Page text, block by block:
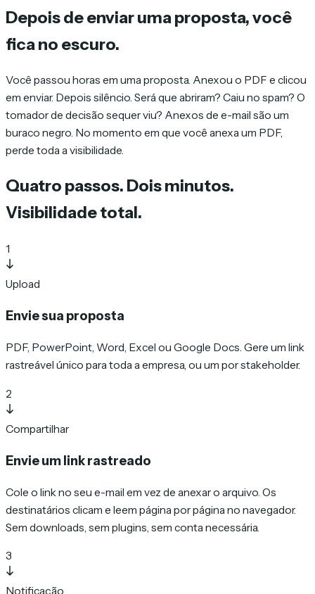
Depois de enviar uma proposta, você
fica no escuro.
Você passou horas em uma proposta. Anexou o PDF e clicou
em enviar. Depois silêncio. Será que abriram? Caiu no spam? O
tomador de decisão sequer viu? Anexos de e-mail são um
buraco negro. No momento em que você anexa um PDF,
perde toda a visibilidade.
Quatro passos. Dois minutos.
Visibilidade total.
1
Upload
Envie sua proposta
PDF, PowerPoint, Word, Excel ou Google Docs. Gere um link
rastreável único para toda a empresa, ou um por stakeholder.
2
Compartilhar
Envie um link rastreado
Cole o link no seu e-mail em vez de anexar o arquivo. Os
destinatários clicam e leem página por página no navegador.
Sem downloads, sem plugins, sem conta necessária.
3
Notificação